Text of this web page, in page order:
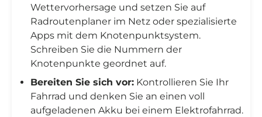
Wettervorhersage und setzen Sie auf
Radroutenplaner im Netz oder spezialisierte
Apps mit dem Knotenpunktsystem.
Schreiben Sie die Nummern der
Knotenpunkte geordnet auf.
Bereiten Sie sich vor: Kontrollieren Sie Ihr
Fahrrad und denken Sie an einen voll
aufgeladenen Akku bei einem Elektrofahrrad.